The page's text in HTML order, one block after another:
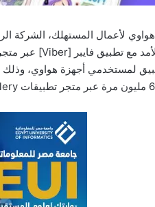
لأعمال المستهلك، الشركة